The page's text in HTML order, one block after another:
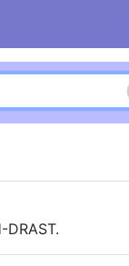
DRAST.